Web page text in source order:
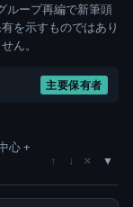
ループ再編で新筆頭
を示すものではあり
ん。
主要保有者
心 +
↑ ↓ ×